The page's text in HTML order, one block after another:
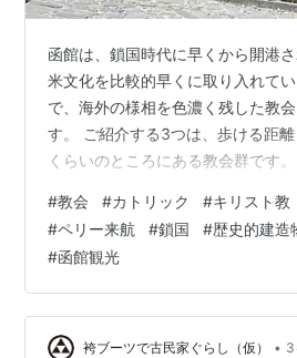
函館は、鎖国時代に早くから開港
米文化を比較的早くに取り入れて
で、海外の様相を色濃く残した教
す。 ご紹介する3つは、歩ける距
くらいのところにある教会群です
カトリック教会。 いわゆる一番ポ
トリックの教会です。 聖堂の赤い
い空によく映えて美しい。 聖堂の
ルルドの泉を訪れた人たちの、一
顔絵が飾られています。 ご本人の
に侵され…
#教会 #カトリック #キリスト教
#ペリー来航 #鎖国 #歴史的建造
#函館観光
袴ブーツで古民家ぐらし（仮） • 3